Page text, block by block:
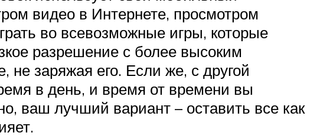
видео в Интернете, просмотром
во всевозможные игры, которые
разрешение с более высоким
заряжая его. Если же, с другой
в день, и время от времени вы
ваш лучший вариант – оставить все как